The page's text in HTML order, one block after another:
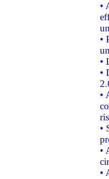
•
•
•
•
•
•
•
•